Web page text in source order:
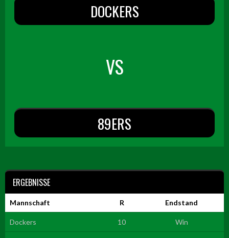
DOCKERS
VS
89ERS
ERGEBNISSE
Mannschaft R Endstand
Dockers 10 Win